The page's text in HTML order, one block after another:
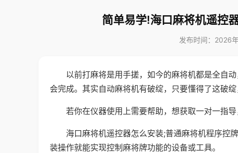
简单易学!海口麻将机遥控
发布时间：2026
以前打麻将是用手搓，如今的麻将机都是全自
会完成。其实自动麻将机有破绽，只要懂得了这破绽
若你在仪器使用上需要帮助，想获取一对一指
海口麻将机遥控器怎么安装;普通麻将机程序控
装操作就能实现控制麻将牌功能的设备或工具。